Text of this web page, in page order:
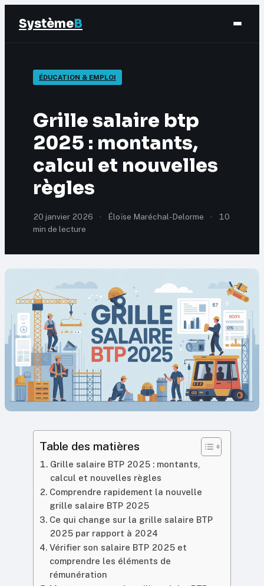
SystèmeB
Finance
Éducation & Emploi
Marketing
ÉDUCATION & EMPLOI
Grille salaire btp
2025 : montants,
calcul et nouvelles
règles
20 janvier 2026 · Éloïse Maréchal-Delorme ·
10
min de lecture
Table des matières
Grille salaire BTP 2025 : montants,
calcul et nouvelles règles
Comprendre rapidement la nouvelle
grille salaire BTP 2025
Ce qui change sur la grille salaire BTP
2025 par rapport à 2024
Vérifier son salaire BTP 2025 et
comprendre les éléments de
rémunération